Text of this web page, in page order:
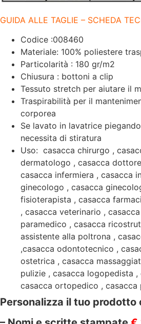
GUIDA ALLE TAGLIE – SCHEDA
Codice :008460
Materiale: 100% poliestere
Particolarità : 180 gr/m2
Chiusura : bottoni a clip
Tessuto stretch per aiutare il
Traspirabilità per il
corporea
Se lavato in lavatrice
necessita di stiratura
Uso: casacca chirurgo ,
dermatologo , casacca
casacca infermiera , casacca
ginecologo , casacca
fisioterapista , casacca
, casacca veterinario ,
paramedico , casacca
assistente alla poltrona ,
,casacca odontotecnico ,
ostetrica , casacca
pulizie , casacca logopedista
casacca ortopedico , casacca
Personalizza il tuo prodotto